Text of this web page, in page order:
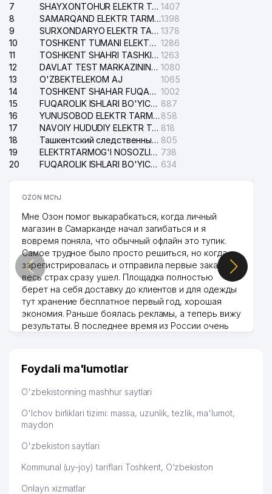
7
SHAYXONTOHUR ELEKTR TARMOG'I NOSOZLIKLARINI TUZATISH XIZMATI 1407
8
SAMARQAND ELEKTR TARMOQLARI AJ1398
9
SURXONDARYO ELEKTR TARMOQLARI AJ 1378
10
TOSHKENT TUMANI ELEKTR TARMOG'I AVARIYA XIZMATI 1286
11
TOSHKENT SHAHRI TASHKILOT TELEFONLARI HAQIDA MA'LUMOT BYUROSI 1263
12
DAVLAT TEST MARKAZINING ISHONCH TELEFONLARI 1080
13
O'ZBEKTELEKOM AJ
1065
14
TOSHKENT SHAHAR FUQAROLIK ISHLARI BO'YICHA SUDI 1002
15
FUQAROLIK ISHLARI BO'YICHA YAKKASAROY TUMANLARARO SUDI 887
16
YUNUSOBOD ELEKTR TARMOG'I NOSOZLIKLARI XIZMATI 858
17
NAVOIY HUDUDIY ELEKTR TARMOQLARI KORXONASI AJ 818
18
Ташкентский следственный изолятор 805
19
ELEKTRTARMOG'I NOSOZLIKLARINI TO'ZATISH SERGELI XIZMATI 738
20
FUQAROLIK ISHLARI BO'YICHA UCH-TEPA TUMANI SUDI 634
OZON MChJ
Мне Озон помог выкарабкаться, когда личный
магазин в Самарканде начал загибаться и я
вовремя поняла, что обычный офлайн это тупик.
Самое трудное было просто решиться, но когда
зарегистрировалась и отправила первые заказы,
весь страх сразу ушел. Площадка полностью
берет на себя доставку до клиентов и для одежды
тут хранение бесплатное первый год, хорошая
экономия. Раньше боялась рекламы, а теперь вижу
результаты. В последнее время из России очень
дальше развиваюсь потихоньку😊
Hamida 03.08.2026 12:45:39
Foydali ma'lumotlar
O'zbekistonning mashhur saytlari
O'lchov birliklari tizimi: massa, uzunlik, tezlik, ma'lumot,
maydon
O'zbekiston saytlari
Kommunal (uy-joy) tariflari Toshkent, O‘zbekiston
Onlayn xizmatlar